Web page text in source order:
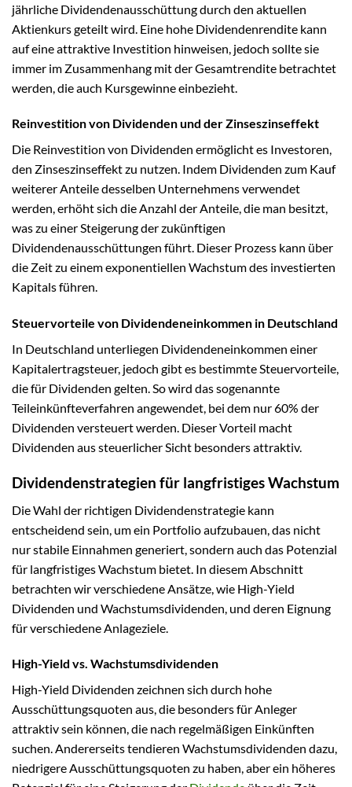
jährliche Dividendenausschüttung durch den aktuellen
Aktienkurs geteilt wird. Eine hohe Dividendenrendite kann
auf eine attraktive Investition hinweisen, jedoch sollte sie
immer im Zusammenhang mit der Gesamtrendite betrachtet
werden, die auch Kursgewinne einbezieht.
Reinvestition von Dividenden und der Zinseszinseffekt
Die Reinvestition von Dividenden ermöglicht es Investoren,
den Zinseszinseffekt zu nutzen. Indem Dividenden zum Kauf
weiterer Anteile desselben Unternehmens verwendet
werden, erhöht sich die Anzahl der Anteile, die man besitzt,
was zu einer Steigerung der zukünftigen
Dividendenausschüttungen führt. Dieser Prozess kann über
die Zeit zu einem exponentiellen Wachstum des investierten
Kapitals führen.
Steuervorteile von Dividendeneinkommen in Deutschland
In Deutschland unterliegen Dividendeneinkommen einer
Kapitalertragsteuer, jedoch gibt es bestimmte Steuervorteile,
die für Dividenden gelten. So wird das sogenannte
Teileinkünfteverfahren angewendet, bei dem nur 60% der
Dividenden versteuert werden. Dieser Vorteil macht
Dividenden aus steuerlicher Sicht besonders attraktiv.
Dividendenstrategien für langfristiges Wachstum
Die Wahl der richtigen Dividendenstrategie kann
entscheidend sein, um ein Portfolio aufzubauen, das nicht
nur stabile Einnahmen generiert, sondern auch das Potenzial
für langfristiges Wachstum bietet. In diesem Abschnitt
betrachten wir verschiedene Ansätze, wie High-Yield
Dividenden und Wachstumsdividenden, und deren Eignung
für verschiedene Anlageziele.
High-Yield vs. Wachstumsdividenden
High-Yield Dividenden zeichnen sich durch hohe
Ausschüttungsquoten aus, die besonders für Anleger
attraktiv sein können, die nach regelmäßigen Einkünften
suchen. Andererseits tendieren Wachstumsdividenden dazu,
niedrigere Ausschüttungsquoten zu haben, aber ein höheres